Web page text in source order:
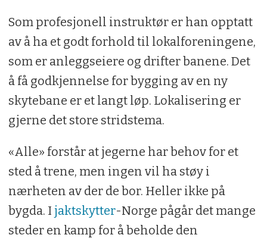
Som profesjonell instruktør er han opptatt
av å ha et godt forhold til lokalforeningene,
som er anleggseiere og drifter banene. Det
å få godkjennelse for bygging av en ny
skytebane er et langt løp. Lokalisering er
gjerne det store stridstema.
«Alle» forstår at jegerne har behov for et
sted å trene, men ingen vil ha støy i
nærheten av der de bor. Heller ikke på
bygda. I jaktskytter-Norge pågår det mange
steder en kamp for å beholde den